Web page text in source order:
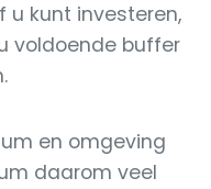
u kunt investeren,
voldoende buffer
en omgeving
daarom veel